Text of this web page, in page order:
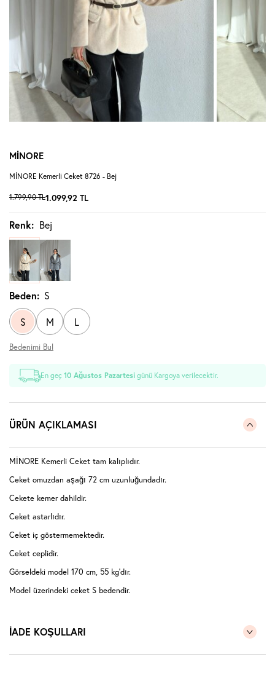
MİNORE
MİNORE Kemerli Ceket 8726 - Bej
1.799,90TL1.099,92 TL
Renk: Bej
Beden: S
S M L
Bedenimi Bul
En geç10 Ağustos Pazartesi günü Kargoya verilecektir.
ÜRÜN AÇIKLAMASI
MİNORE Kemerli Ceket tam kalıplıdır.
Ceket omuzdan aşağı 72 cm uzunluğundadır.
Cekete kemer dahildir.
Ceket astarlıdır.
Ceket iç göstermemektedir.
Ceket ceplidir.
Görseldeki model 170 cm, 55 kg'dır.
Model üzerindeki ceket S bedendir.
İADE KOŞULLARI